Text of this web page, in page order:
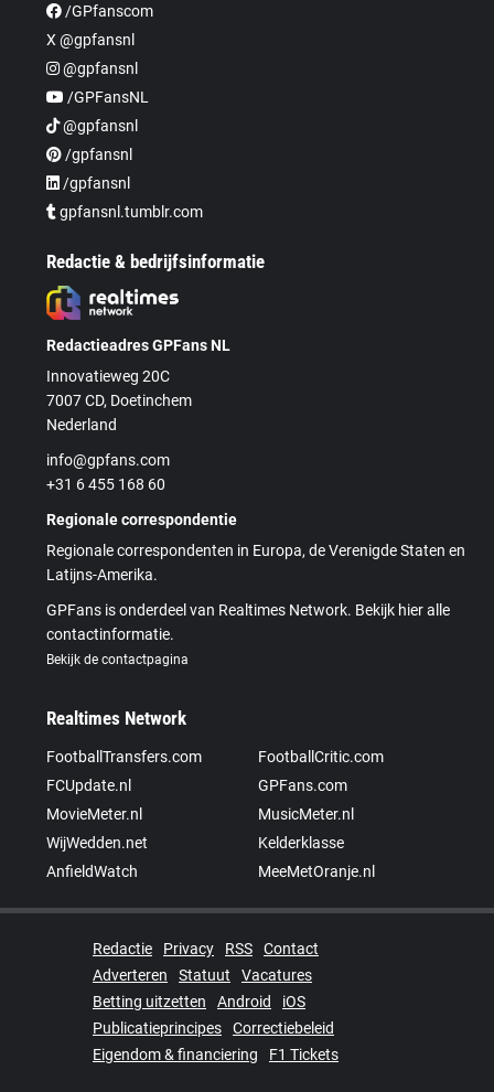
/GPfanscom
X @gpfansnl
@gpfansnl
/GPFansNL
@gpfansnl
/gpfansnl
/gpfansnl
gpfansnl.tumblr.com
Redactie & bedrijfsinformatie
Redactieadres GPFans NL
Innovatieweg 20C
7007 CD, Doetinchem
Nederland
info@gpfans.com
+31 6 455 168 60
Regionale correspondentie
Regionale correspondenten in Europa, de Verenigde Staten en
Latijns-Amerika.
GPFans is onderdeel van Realtimes Network. Bekijk hier alle
contactinformatie.
Bekijk de contactpagina
Realtimes Network
FootballTransfers.com
FootballCritic.com
FCUpdate.nl
GPFans.com
MovieMeter.nl
MusicMeter.nl
WijWedden.net
Kelderklasse
AnfieldWatch
MeeMetOranje.nl
Redactie Privacy RSS
Contact
Adverteren
Statuut
Vacatures
Betting uitzetten
Android
iOS
Publicatieprincipes
Correctiebeleid
Eigendom & financiering
F1 Tickets